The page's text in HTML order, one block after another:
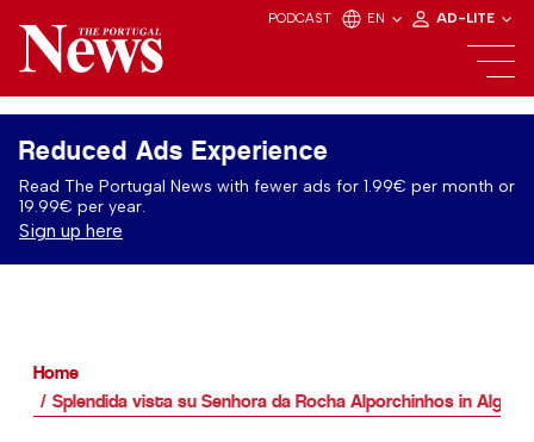
PODCAST EN AD-LITE
Reduced Ads Experience
Read The Portugal News with fewer ads for 1.99€ per month or
19.99€ per year.
Sign up here
Home
Splendida vista su Senhora da Rocha Alporchinhos in Algarve